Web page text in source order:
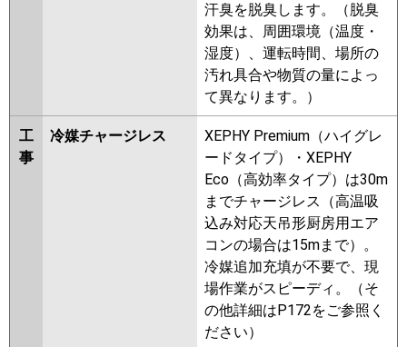
汗臭を脱臭します。（脱臭
効果は、周囲環境（温度・
湿度）、運転時間、場所の
汚れ具合や物質の量によっ
て異なります。）
工
事
冷媒チャージレス
XEPHY Premium（ハイグレ
ードタイプ）・XEPHY
Eco（高効率タイプ）は30m
までチャージレス（高温吸
込み対応天吊形厨房用エア
コンの場合は15mまで）。
冷媒追加充填が不要で、現
場作業がスピーディ。（そ
の他詳細はP172をご参照く
ださい）